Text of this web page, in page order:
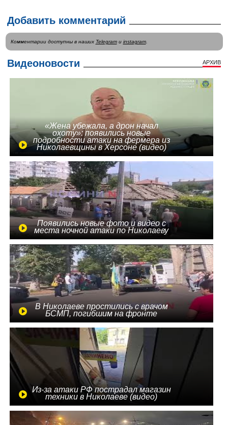
Добавить комментарий
Комментарии доступны в наших Telegramи instagram.
Видеоновости АРХИВ
«Жена убежала, а дрон начал
охоту»: появились новые
подробности атаки на фермера из
Николаевщины в Херсоне (видео)
Появились новые фото и видео с
места ночной атаки по Николаеву
В Николаеве простились с врачом
БСМП, погибшим на фронте
Из-за атаки РФ пострадал магазин
техники в Николаеве (видео)